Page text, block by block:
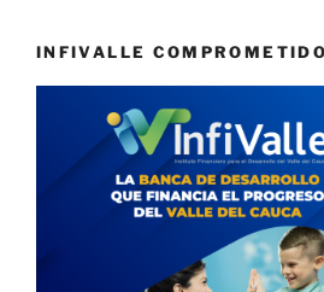
INFIVALLE